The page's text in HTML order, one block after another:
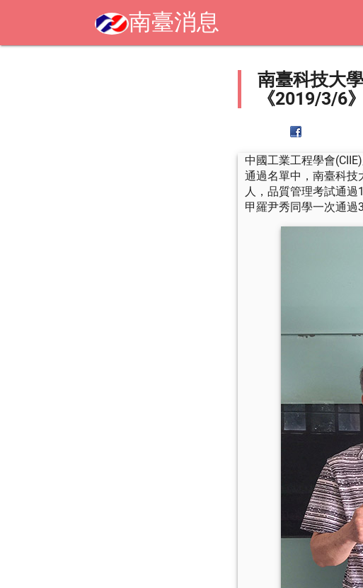
南臺消息
南臺科技大
《2019/3/6》
中國工業工程學會
通過名單中，南臺科技
人，品質管理考試通
甲羅尹秀同學一次通過